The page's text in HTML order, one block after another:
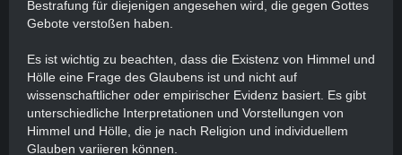
Bestrafung für diejenigen angesehen wird, die gegen Gottes
Gebote verstoßen haben.
Es ist wichtig zu beachten, dass die Existenz von Himmel und
Hölle eine Frage des Glaubens ist und nicht auf
wissenschaftlicher oder empirischer Evidenz basiert. Es gibt
unterschiedliche Interpretationen und Vorstellungen von
Himmel und Hölle, die je nach Religion und individuellem
Glauben variieren können.